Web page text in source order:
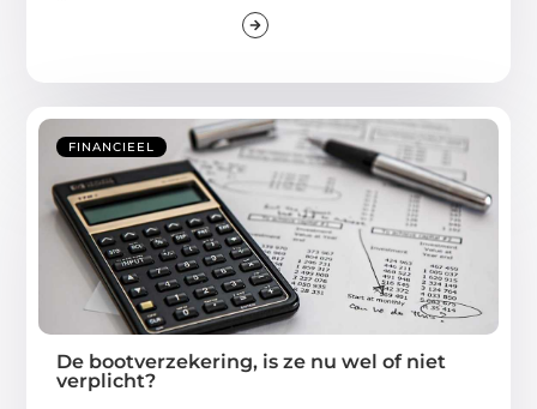
FINANCIEEL
De bootverzekering, is ze nu wel of niet
verplicht?